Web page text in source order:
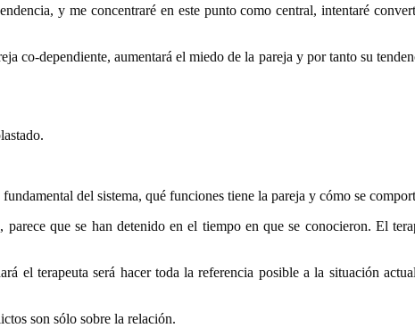
y me concentraré en este punto como central, intentaré
co-dependiente, aumentará el miedo de la pareja y por tanto su
del sistema, qué funciones tiene la pareja y cómo se
parece que se han detenido en el tiempo en que se conocieron. El
el terapeuta será hacer toda la referencia posible a la situación
son sólo sobre la relación.